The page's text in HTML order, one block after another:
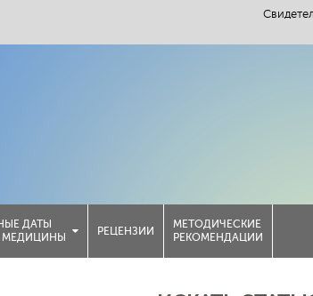
ДАТЫ
МЕДИЦИНЫ
РЕЦЕНЗИИ
МЕТОДИЧЕСКИЕ
РЕКОМЕНДАЦИИ